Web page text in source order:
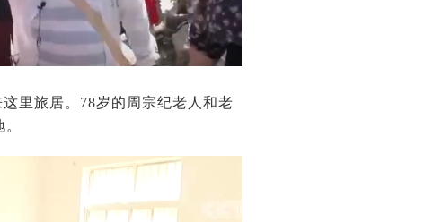
里旅居。78岁的周宗纪老人和老